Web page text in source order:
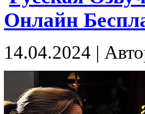
Онлайн
14.04.2024 |